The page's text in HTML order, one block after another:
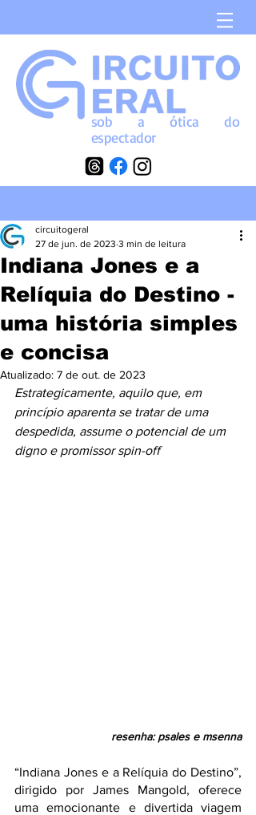
sob aóticado
espectador
Indiana Jones e a
Relíquia do Destino -
uma história simples
e concisa
circuitogeral
27 de jun. de 2023 3 min de leitura
Atualizado: 7 de out. de 2023
Estrategicamente, aquilo que, em
princípio aparenta se tratar de uma
despedida, assume o potencial de um
digno e promissor spin-off
resenha: psales e msenna
“Indiana Jones e a Relíquia do Destino”,
dirigido por James Mangold, oferece
uma emocionante e divertida viagem